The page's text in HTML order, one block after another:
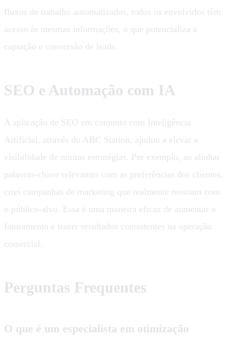
fluxos de trabalho automatizados, todos os envolvidos têm
acesso às mesmas informações, o que potencializa a
captação e conversão de leads.
SEO e Automação com IA
A aplicação de SEO em conjunto com Inteligência
Artificial, através do ABC Station, ajudou a elevar a
visibilidade de muitas estratégias. Por exemplo, ao alinhar
palavras-chave relevantes com as preferências dos clientes,
criei campanhas de marketing que realmente ressoam com
o público-alvo. Essa é uma maneira eficaz de aumentar o
faturamento e trazer resultados consistentes na operação
comercial.
Perguntas Frequentes
O que é um especialista em otimização